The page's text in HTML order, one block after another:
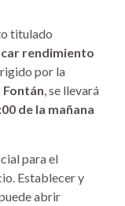
titulado
rendimiento
por la
Fontán, se llevará
de la mañana
para el
Establecer y
abrir